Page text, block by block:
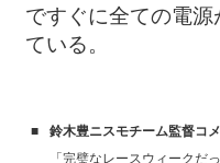
ですぐに全ての電
ている。
■
鈴木豊ニスモチーム監督コ
「完璧なレースウィークだ